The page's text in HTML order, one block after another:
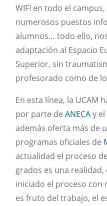
WIFI en todo el
numerosos puestos
alumnos… todo ello,
adaptación al Espacio
Superior, sin
profesorado como de
En esta línea, la UCAM
por parte de ANECAy el
además oferta más de
programas oficiales de
actualidad el proceso
grados es una
iniciado el proceso con
es fruto del trabajo, el